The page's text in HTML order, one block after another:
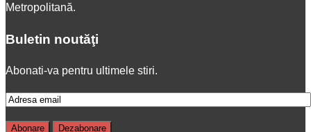
Metropolitană.
Buletin noutăţi
Abonati-va pentru ultimele stiri.